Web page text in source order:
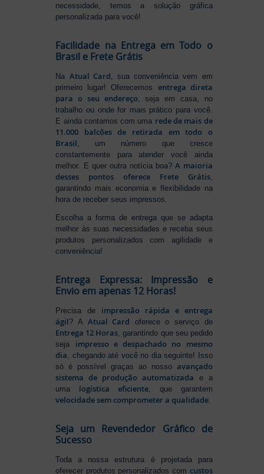
necessidade, temos a solução gráfica
personalizada para você!
Facilidade na Entrega em Todo o
Brasil e Frete Grátis
Na Atual Card , sua conveniência vem em
primeiro lugar! Oferecemos entrega direta
para o seu endereço , seja em casa, no
trabalho ou onde for mais prático para você.
E ainda contamos com uma rede de mais de
11.000 balcões de retirada em todo o
Brasil , um número que cresce
constantemente para atender você ainda
melhor. E quer outra notícia boa?A maioria
desses pontos oferece Frete Grátis,
garantindo mais economia e flexibilidade na
hora de receber seus impressos.
Escolha a forma de entrega que se adapta
melhor às suas necessidades e receba seus
produtos personalizados com agilidade e
conveniência!
Entrega Expressa: Impressão e
Envio em apenas 12 Horas!
Precisa de impressão rápida e entrega
ágil? A Atual Card oferece o serviço de
Entrega 12 Horas, garantindo que seu pedido
seja impresso e despachado no mesmo
dia, chegando até você no dia seguinte! Isso
só é possível graças ao nosso avançado
sistema de produção automatizada e a
uma logística eficiente, que garantem
velocidade sem comprometer a qualidade.
Seja um Revendedor Gráfico de
Sucesso
Toda a nossa estrutura é projetada para
oferecer produtos personalizados com custos